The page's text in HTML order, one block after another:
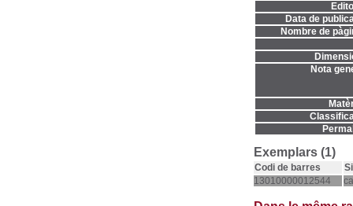
Data de
Nombre de
Nota
Exemplars (1)
Codi de barres
13010000012544